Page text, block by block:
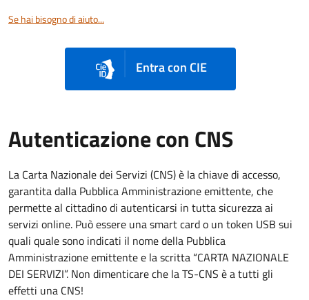
Se hai bisogno di aiuto...
Entra con CIE
Autenticazione con CNS
La Carta Nazionale dei Servizi (CNS) è la chiave di accesso,
garantita dalla Pubblica Amministrazione emittente, che
permette al cittadino di autenticarsi in tutta sicurezza ai
servizi online. Può essere una smart card o un token USB sui
quali quale sono indicati il nome della Pubblica
Amministrazione emittente e la scritta “CARTA NAZIONALE
DEI SERVIZI”. Non dimenticare che la TS-CNS è a tutti gli
effetti una CNS!